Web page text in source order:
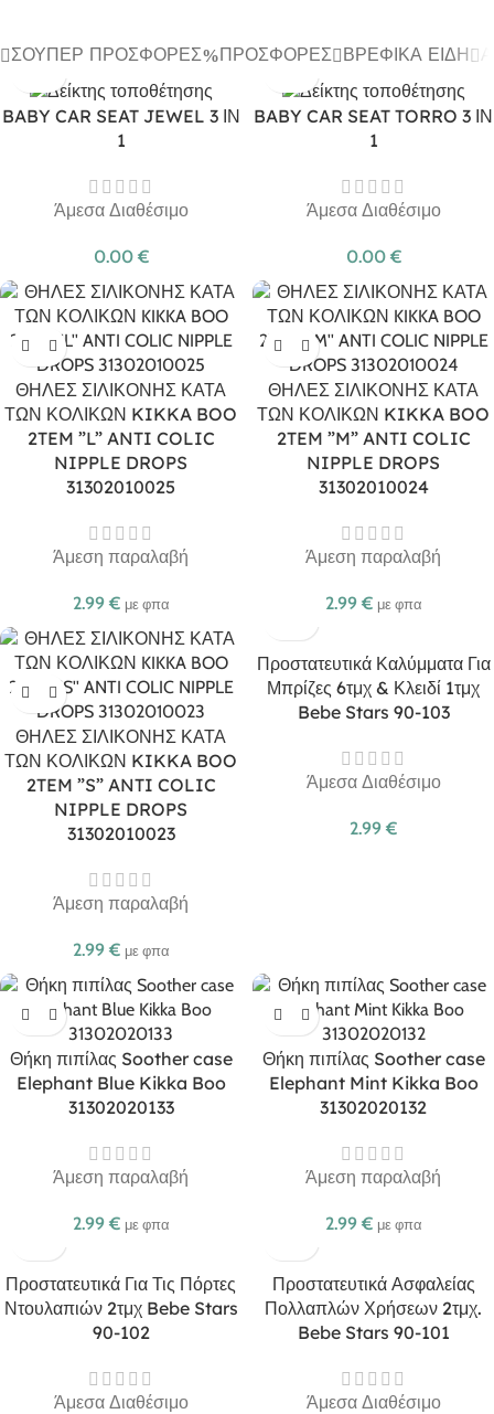
ΣΟΎΠΕΡ ΠΡΟΣΦΟΡΈΣ ΠΡΟΣΦΟΡΈΣ ΒΡΕΦΙΚΆ ΕΊΔΗ
BABY CAR SEAT JEWEL 3 ΙΝ
1
Άμεσα Διαθέσιμο
0.00 €
BABY CAR SEAT TORRO 3 ΙΝ
1
Άμεσα Διαθέσιμο
0.00 €
ΘΗΛΕΣ ΣΙΛΙΚΟΝΗΣ ΚΑΤΑ
ΤΩΝ ΚΟΛΙΚΩΝ KIKKA BOO
2TEM ”L” ANTI COLIC
NIPPLE DROPS
31302010025
Άμεση παραλαβή
2.99 € με φπα
ΘΗΛΕΣ ΣΙΛΙΚΟΝΗΣ ΚΑΤΑ
ΤΩΝ ΚΟΛΙΚΩΝ KIKKA BOO
2TEM ”M” ANTI COLIC
NIPPLE DROPS
31302010024
Άμεση παραλαβή
2.99 € με φπα
ΘΗΛΕΣ ΣΙΛΙΚΟΝΗΣ ΚΑΤΑ
ΤΩΝ ΚΟΛΙΚΩΝ KIKKA BOO
2TEM ”S” ANTI COLIC
NIPPLE DROPS
31302010023
Άμεση παραλαβή
2.99 € με φπα
Προστατευτικά Καλύμματα Για
Μπρίζες 6τμχ & Κλειδί 1τμχ
Bebe Stars 90-103
Άμεσα Διαθέσιμο
2.99 €
Θήκη πιπίλας Soother case
Elephant Blue Kikka Boo
31302020133
Άμεση παραλαβή
2.99 € με φπα
Θήκη πιπίλας Soother case
Elephant Mint Kikka Boo
31302020132
Άμεση παραλαβή
2.99 € με φπα
Προστατευτικά Για Τις Πόρτες
Ντουλαπιών 2τμχ Bebe Stars
90-102
Άμεσα Διαθέσιμο
Προστατευτικά Ασφαλείας
Πολλαπλών Χρήσεων 2τμχ.
Bebe Stars 90-101
Άμεσα Διαθέσιμο